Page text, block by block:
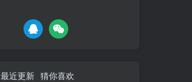
最近更新 猜你喜欢